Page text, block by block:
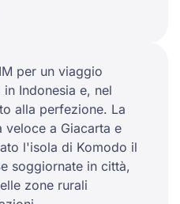
per un viaggio
Indonesia e, nel
alla perfezione. La
veloce a Giacarta e
l'isola di Komodo il
soggiornate in città,
zone rurali